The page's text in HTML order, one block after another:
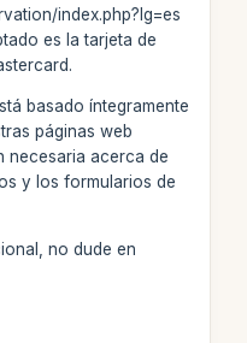
index.php?lg=es
es la tarjeta de
basado íntegramente
páginas web
necesaria acerca de
y los formularios de
no dude en